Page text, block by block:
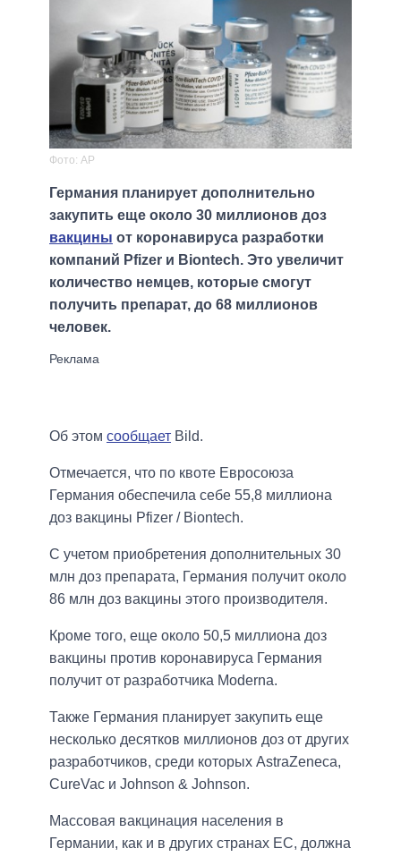
Фото: АР
Германия планирует дополнительно
закупить еще около 30 миллионов доз
вакцины от коронавируса разработки
компаний Pfizer и Biontech. Это увеличит
количество немцев, которые смогут
получить препарат, до 68 миллионов
человек.
Об этом сообщает Bild.
Отмечается, что по квоте Евросоюза
Германия обеспечила себе 55,8 миллиона
доз вакцины Pfizer / Biontech.
С учетом приобретения дополнительных 30
млн доз препарата, Германия получит около
86 млн доз вакцины этого производителя.
Кроме того, еще около 50,5 миллиона доз
вакцины против коронавируса Германия
получит от разработчика Moderna.
Также Германия планирует закупить еще
несколько десятков миллионов доз от других
разработчиков, среди которых AstraZeneca,
CureVac и Johnson & Johnson.
Массовая вакцинация населения в
Германии, как и в других странах ЕС, должна